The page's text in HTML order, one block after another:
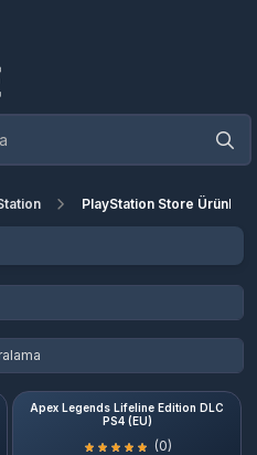
PlayStation Store Ürünleri
Apex Legends Lifeline Edition DLC
PS4 (EU)
(0)